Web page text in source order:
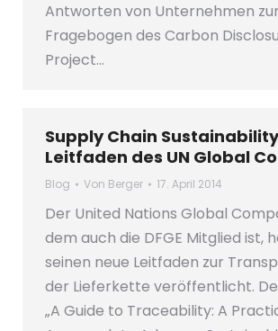
Antworten von Unternehmen
Fragebogen des Carbon
Project…
Supply Chain
Leitfaden des UN Global
Blog Von Berger 17. April 2014
Der United Nations Global
dem auch die DFGE Mitglied ist,
seinen neue Leitfaden zur
der Lieferkette veröffentlicht.
„A Guide to Traceability: A